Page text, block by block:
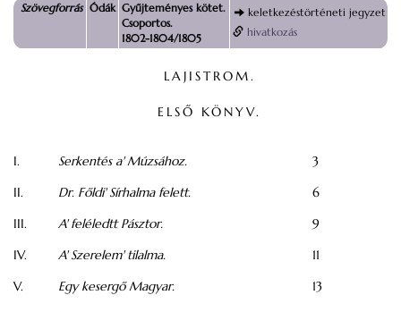
Szövegforrás Ódák Gyűjteményes kötet.
Csoportos.
1802-1804/1805
keletkezéstörténeti jegyzet
hivatkozás
LAJISTROM.
ELSŐ KÖNYV.
I. Serkentés a' Múzsához.
3
II.
Dr. Főldi' Sírhalma felett.
6
III.
A' feléledtt Pásztor.
9
IV.
A' Szerelem' tilalma.
11
V.
Egy kesergő Magyar.
13